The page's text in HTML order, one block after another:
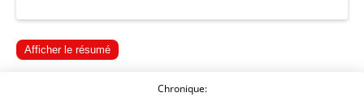
Afficher le résumé
Chronique: